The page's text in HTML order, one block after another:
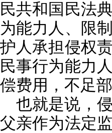
民共和国民法
为能力人、限
护人承担侵权
民事行为能力
偿费用，不足
也就是说，
父亲作为法定